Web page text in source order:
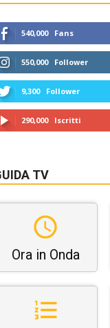
540,000 Fans
550,000 Follower
9,300 Follower
290,000 Iscritti
TV
Ora in Onda